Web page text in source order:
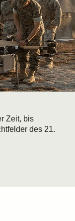
Zeit, bis
des 21.